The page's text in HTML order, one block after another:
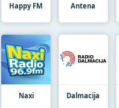
Happy FM Antena
Naxi Dalmacija